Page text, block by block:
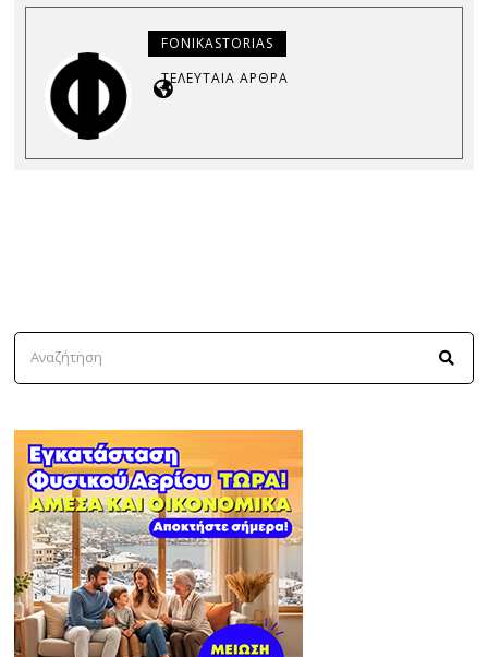
FONIKASTORIAS
ΤΕΛΕΥΤΑΊΑ ΆΡΘΡΑ